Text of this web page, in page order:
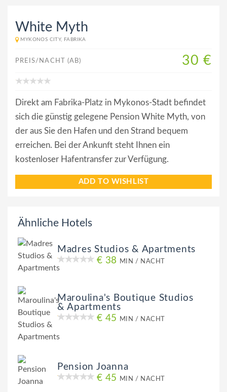
White Myth
MYKONOS CITY, FABRIKA
PREIS/NACHT (AB) 30 €
Direkt am Fabrika-Platz in Mykonos-Stadt befindet
sich die günstig gelegene Pension White Myth, von
der aus Sie den Hafen und den Strand bequem
erreichen. Bei der Ankunft steht Ihnen ein
kostenloser Hafentransfer zur Verfügung.
ADD TO WISHLIST
Ähnliche Hotels
Madres Studios & Apartments
€ 38
MIN / NACHT
Maroulina's Boutique Studios
& Apartments
€ 45
MIN / NACHT
Pension Joanna
€ 45
MIN / NACHT